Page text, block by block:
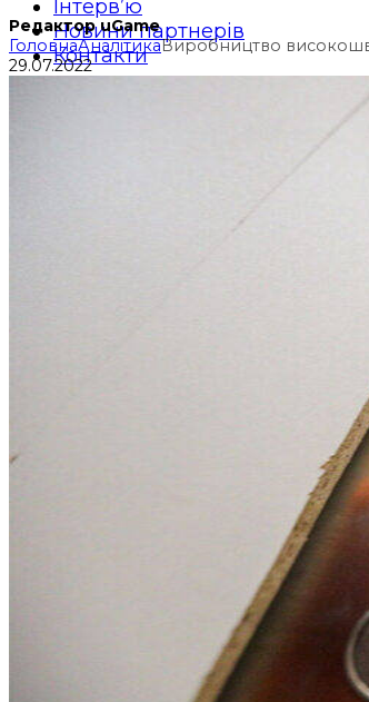
Інтерв’ю
Новини партнерів
Контакти
Редактор uGame
ГоловнаАналітикаВиробництво
29.07.2022